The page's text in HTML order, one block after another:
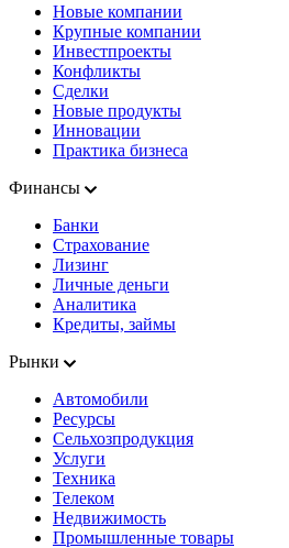
Новые компании
Крупные компании
Инвестпроекты
Конфликты
Сделки
Новые продукты
Инновации
Практика бизнеса
Финансы
Банки
Страхование
Лизинг
Личные деньги
Аналитика
Кредиты, займы
Рынки
Автомобили
Ресурсы
Сельхозпродукция
Услуги
Техника
Телеком
Недвижимость
Промышленные товары